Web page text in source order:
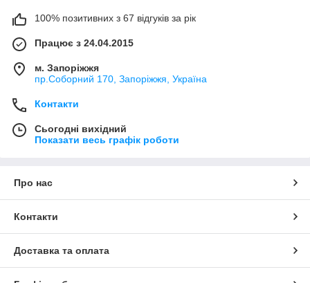
100% позитивних з 67 відгуків за рік
Працює з 24.04.2015
м. Запоріжжя
пр.Соборний 170, Запоріжжя, Україна
Контакти
Сьогодні вихідний
Показати весь графік роботи
Про нас
Контакти
Доставка та оплата